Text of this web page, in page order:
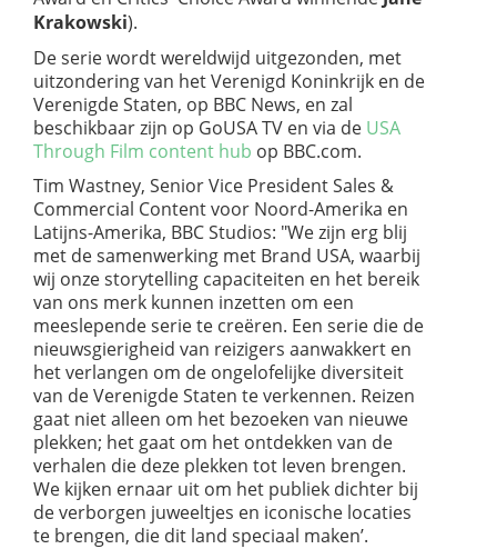
Krakowski).
De serie wordt wereldwijd uitgezonden, met
uitzondering van het Verenigd Koninkrijk en de
Verenigde Staten, op BBC News, en zal
beschikbaar zijn op GoUSA TV en via de USA
Through Film content hub op BBC.com.
Tim Wastney, Senior Vice President Sales &
Commercial Content voor Noord-Amerika en
Latijns-Amerika, BBC Studios: "We zijn erg blij
met de samenwerking met Brand USA, waarbij
wij onze storytelling capaciteiten en het bereik
van ons merk kunnen inzetten om een
meeslepende serie te creëren. Een serie die de
nieuwsgierigheid van reizigers aanwakkert en
het verlangen om de ongelofelijke diversiteit
van de Verenigde Staten te verkennen. Reizen
gaat niet alleen om het bezoeken van nieuwe
plekken; het gaat om het ontdekken van de
verhalen die deze plekken tot leven brengen.
We kijken ernaar uit om het publiek dichter bij
de verborgen juweeltjes en iconische locaties
te brengen, die dit land speciaal maken’.